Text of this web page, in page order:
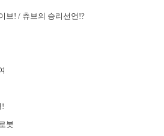
브! / 츄브의 승리선언!?
!
봇